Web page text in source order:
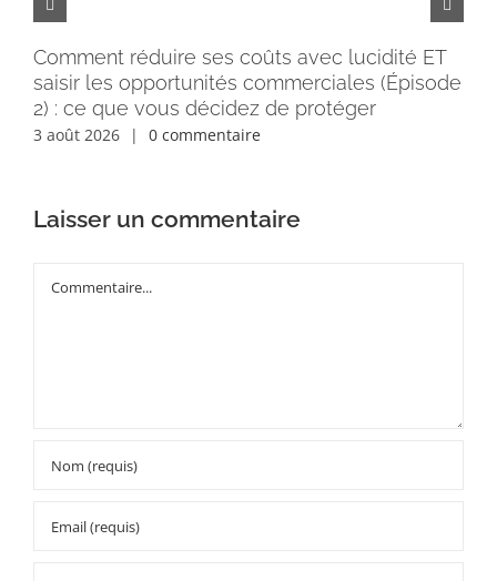
Comment réduire ses coûts avec lucidité ET
saisir les opportunités commerciales (Épisode
2) : ce que vous décidez de protéger
3 août 2026 | 0 commentaire
Laisser un commentaire
Commentaire